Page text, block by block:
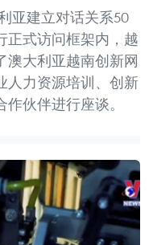
亚建立对话关系50
正式访问框架内，越
澳大利亚越南创新网
人力资源培训、创新
伙伴进行座谈。